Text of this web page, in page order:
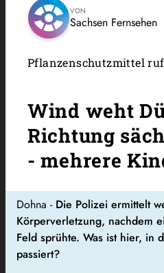
VON
Sachsen Fernsehen
Pflanzenschutzmittel
Wind weht
Richtung
- mehrere
Dohna - Die Polizei ermittelt
Körperverletzung, nachdem
Feld sprühte. Was ist hier, in
passiert?